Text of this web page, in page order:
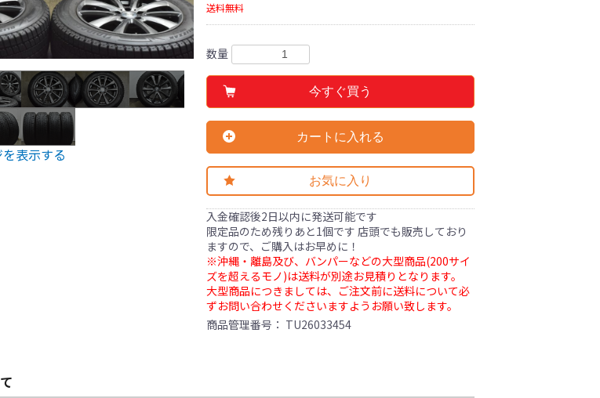
表示する
送料無料
数量
今すぐ買う
カートに入れる
お気に入り
入金確認後2日以内に発送可能です
限定品のため残りあと1個です 店頭でも販売しており
ますので、ご購入はお早めに！
※沖縄・離島及び、バンパーなどの大型商品(200サイ
ズを超えるモノ)は送料が別途お見積りとなります。
大型商品につきましては、ご注文前に送料について必
ずお問い合わせくださいますようお願い致します。
商品管理番号： TU26033454